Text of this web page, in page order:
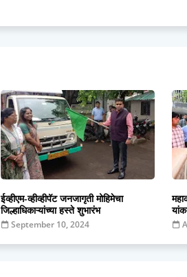
ईव्हीएम-व्हीव्हीपॅट जनजागृती मोहिमेचा
जिल्हाधिकाऱ्यांच्या हस्ते शुभारंभ
September 10, 2024